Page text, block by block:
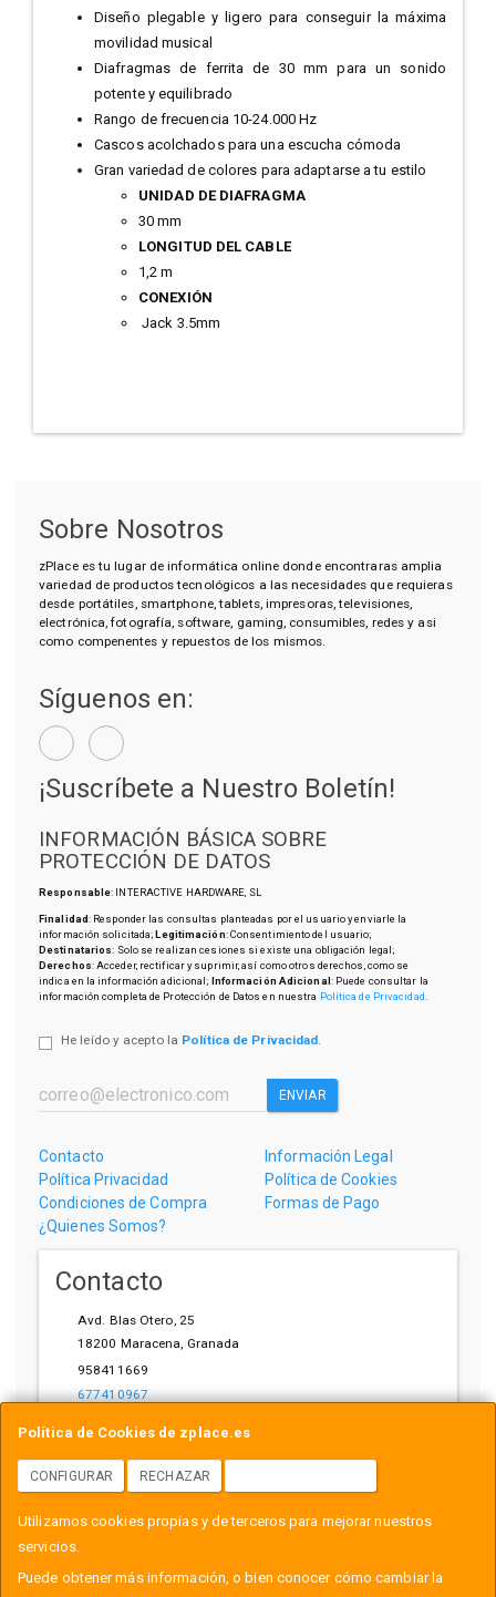
Diseño plegable y ligero para conseguir la máxima
movilidad musical
Diafragmas de ferrita de 30 mm para un sonido
potente y equilibrado
Rango de frecuencia 10-24.000 Hz
Cascos acolchados para una escucha cómoda
Gran variedad de colores para adaptarse a tu estilo
UNIDAD DE DIAFRAGMA
30 mm
LONGITUD DEL CABLE
1,2 m
CONEXIÓN
Jack 3.5mm
Política de Cookies de zplace.es
CONFIGURAR RECHAZAR
Utilizamos cookies propias y de terceros para mejorar nuestros
servicios.
Puede obtener más información, o bien conocer cómo cambiar la
Sobre Nosotros
zPlace es tu lugar de informática online donde encontraras amplia
variedad de productos tecnológicos a las necesidades que requieras
desde portátiles, smartphone, tablets, impresoras, televisiones,
electrónica, fotografía, software, gaming, consumibles, redes y asi
como compenentes y repuestos de los mismos.
Síguenos en:
¡Suscríbete a Nuestro Boletín!
INFORMACIÓN BÁSICA SOBRE
PROTECCIÓN DE DATOS
Responsable: INTERACTIVE HARDWARE, SL
Finalidad: Responder las consultas planteadas por el usuario y enviarle la
información solicitada;Legitimación: Consentimiento del usuario;
Destinatarios: Solo se realizan cesiones si existe una obligación legal;
Derechos: Acceder, rectificar y suprimir, así como otros derechos, como se
indica en la información adicional; Información Adicional: Puede consultar la
información completa de Protección de Datos en nuestra Política de Privacidad
He leído y acepto la Política de Privacidad.
ENVIAR
Contacto
Información Legal
Política Privacidad
Política de Cookies
Condiciones de Compra
Formas de Pago
¿Quienes Somos?
Contacto
Avd. Blas Otero, 25
18200 Maracena, Granada
958411669
677410967
Horario
L-V: 10:00-14:00, 17:00-21:00